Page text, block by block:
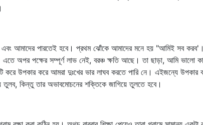
এবং আমাদের পারতেই হবে। প্রথম ঝোঁকে আমাদের মনে হয় "আমিই সব
অপর পক্ষের সম্পূর্ণ লাভ নেই, বরঞ্চ ক্ষতি আছে। তা ছাড়া, আমি ভালো
উপকার করে আমরা দুঃখের ভার লাঘব করতে পারি নে। এইজন্যে উপকার
কিন্তু তার অভাবমোচনের শক্তিকে জাগিয়ে তুলতে হবে।